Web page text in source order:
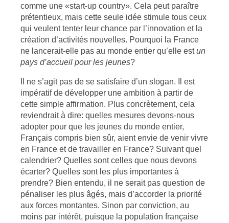
comme une «start-up country». Cela peut paraître
prétentieux, mais cette seule idée stimule tous ceux
qui veulent tenter leur chance par l’innovation et la
création d’activités nouvelles. Pourquoi la France
ne lancerait-elle pas au monde entier qu’elle estun
pays d’accueil pour les jeunes?
Il ne s’agit pas de se satisfaire d’un slogan. Il est
impératif de développer une ambition à partir de
cette simple affirmation. Plus concrètement, cela
reviendrait à dire: quelles mesures devons-nous
adopter pour que les jeunes du monde entier,
Français compris bien sûr, aient envie de venir vivre
en France et de travailler en France? Suivant quel
calendrier? Quelles sont celles que nous devons
écarter? Quelles sont les plus importantes à
prendre? Bien entendu, il ne serait pas question de
pénaliser les plus âgés, mais d’accorder la priorité
aux forces montantes. Sinon par conviction, au
moins par intérêt, puisque la population française